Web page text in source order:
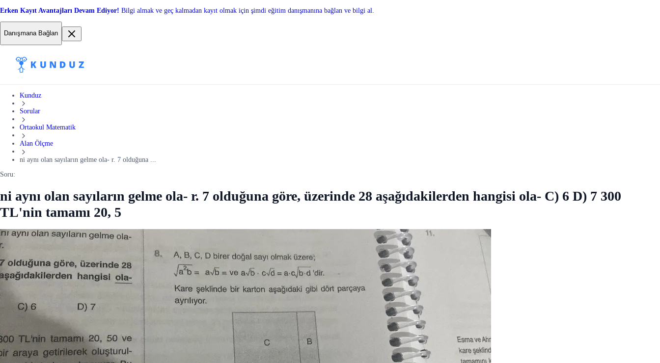
Erken Kayıt Avantajları Devam Ediyor! Bilgi almak ve geç kalmadan kayıt olmak için şimdi eğitim danışmanına bağlan ve bilgi al.
Danışmana Bağlan
Kunduz
Sorular
Ortaokul Matematik
Alan Ölçme
ni aynı olan sayıların gelme ola- r. 7 olduğuna ...
Soru:
ni aynı olan sayıların gelme ola- r. 7 olduğuna göre, üzerinde 28 aşağıdakilerden hangisi ola- C) 6 D) 7 300
TL'nin tamamı 20, 5